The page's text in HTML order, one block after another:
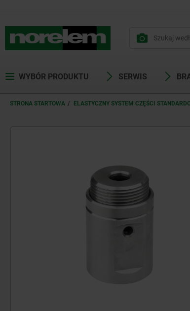
WYBÓR PRODUKTU SERWIS
STRONA STARTOWA ELASTYCZNY SYSTEM CZĘŚCI